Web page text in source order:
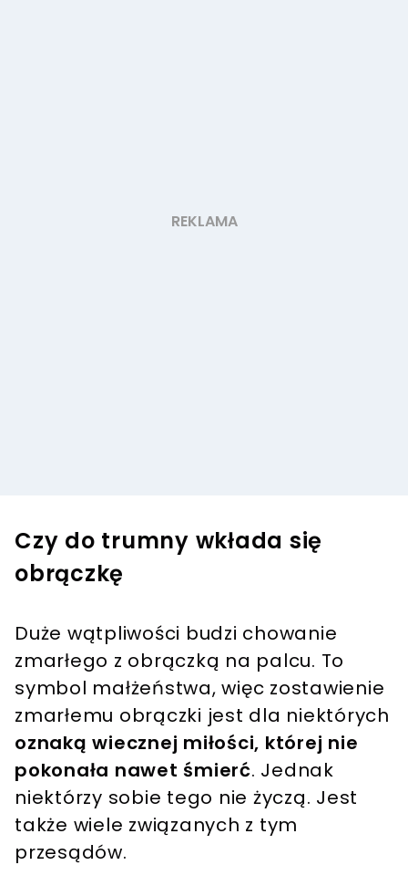
Czy do trumny wkłada się
obrączkę
Duże wątpliwości budzi chowanie
zmarłego z obrączką na palcu. To
symbol małżeństwa, więc zostawienie
zmarłemu obrączki jest dla niektórych
oznaką wiecznej miłości, której nie
pokonała nawet śmierć. Jednak
niektórzy sobie tego nie życzą. Jest
także wiele związanych z tym
przesądów.